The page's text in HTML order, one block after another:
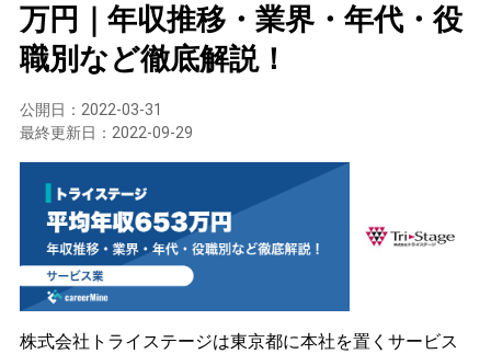
万円｜年収推移・業界・年代・役
職別など徹底解説！
公開日： 2022-03-31
最終更新日： 2022-09-29
株式会社トライステージは東京都に本社を置くサービス